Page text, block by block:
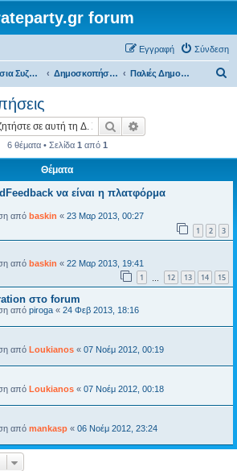
forum
Σύνδεση
Εγγραφή
Δημόσια Συζήτηση Δημοσκοπήσεις Πολιτών Παλιές Δημοσκοπήσεις
η
Αναζήτηση
6 θέματα • Σελίδα 1 από 1
Θέματα
να είναι η πλατφόρμα
από baskin « 23 Μαρ 2013, 00:27
1 2 3
από baskin « 22 Μαρ 2013, 19:41
1 12 13 14 15
στο forum
από piroga « 24 Φεβ 2013, 18:16
από Loukianos « 07 Νοέμ 2012, 00:19
από Loukianos « 07 Νοέμ 2012, 00:18
από mankasp « 06 Νοέμ 2012, 23:24